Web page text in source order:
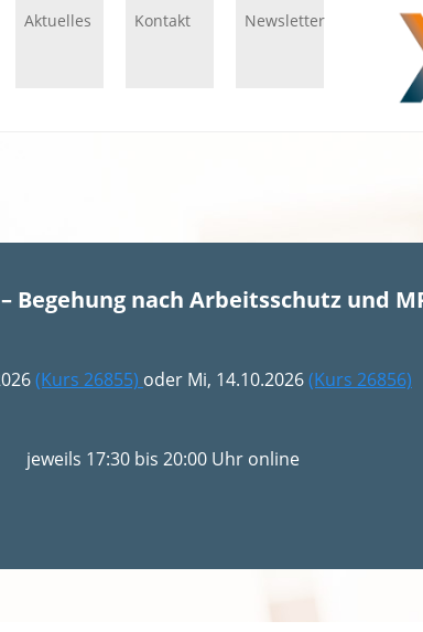
Aktuelles Kontakt Newsletter
Begehung nach Arbeitsschutz und
(Kurs 26855) oder Mi, 14.10.2026(Kurs 26856)
jeweils 17:30 bis 20:00 Uhr online